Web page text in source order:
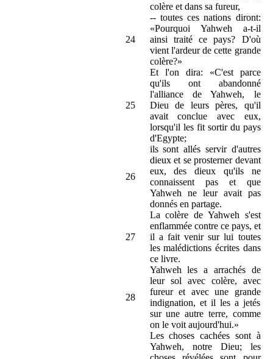
colère et dans sa fureur,
24
-- toutes ces nations diront:
«Pourquoi Yahweh a-t-il
ainsi traité ce pays? D'où
vient l'ardeur de cette grande
colère?»
25
Et l'on dira: «C'est parce
qu'ils ont abandonné
l'alliance de Yahweh, le
Dieu de leurs pères, qu'il
avait conclue avec eux,
lorsqu'il les fit sortir du pays
d'Egypte;
26
ils sont allés servir d'autres
dieux et se prosterner devant
eux, des dieux qu'ils ne
connaissent pas et que
Yahweh ne leur avait pas
donnés en partage.
27
La colère de Yahweh s'est
enflammée contre ce pays, et
il a fait venir sur lui toutes
les malédictions écrites dans
ce livre.
28
Yahweh les a arrachés de
leur sol avec colère, avec
fureur et avec une grande
indignation, et il les a jetés
sur une autre terre, comme
on le voit aujourd'hui.»
Les choses cachées sont à
Yahweh, notre Dieu; les